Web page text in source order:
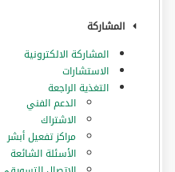
المشاركة
المشاركة الالكترونية
الاستشارات
التغذية الراجعة
الدعم الفني
الاشتراك
مراكز تفعيل أبشر
الأسئلة الشائعة